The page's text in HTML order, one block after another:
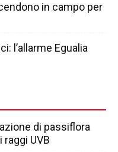
in campo per
l’allarme Egualia
di passiflora
UVB